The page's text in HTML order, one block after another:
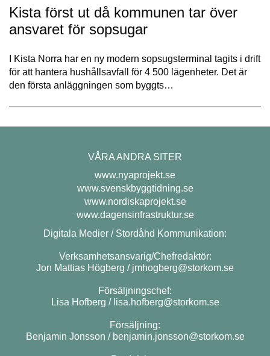
Kista först ut då kommunen tar över
ansvaret för sopsugar
I Kista Norra har en ny modern sopsugsterminal tagits i drift
för att hantera hushållsavfall för 4 500 lägenheter. Det är
den första anläggningen som byggts…
VÅRA ANDRA SITER
www.nyaprojekt.se
www.svenskbyggtidning.se
www.nordiskaprojekt.se
www.dagensinfrastruktur.se
Digitala Medier / Stordåhd Kommunikation:
Verksamhetsansvarig/Chefredaktör:
Jon Mattias Högberg / jmhogberg@storkom.se
Försäljningschef:
Lisa Hofberg / lisa.hofberg@storkom.se
Försäljning:
Benjamin Jonsson / benjamin.jonsson@storkom.se